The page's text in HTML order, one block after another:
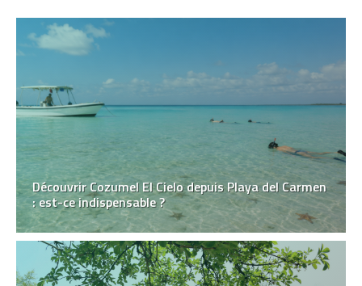
Découvrir Cozumel El Cielo depuis Playa del Carmen
: est-ce indispensable ?